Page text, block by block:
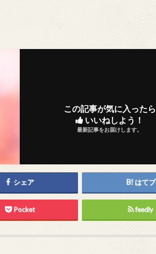
この記事が気に入ったら
いいねしよう！
最新記事をお届けします。
シェア はてブ
Pocket feedly